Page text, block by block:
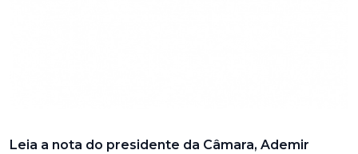
Leia a nota do presidente da Câmara, Ademir